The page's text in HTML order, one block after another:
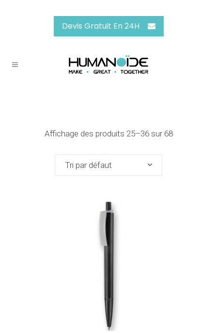
Devis Gratuit En 24H
Affichage des produits 25–36 sur 68
Tri par défaut